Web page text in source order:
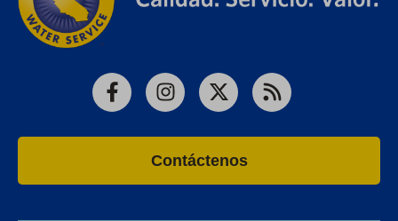
FacebookInstagram
X RSS
Contáctenos